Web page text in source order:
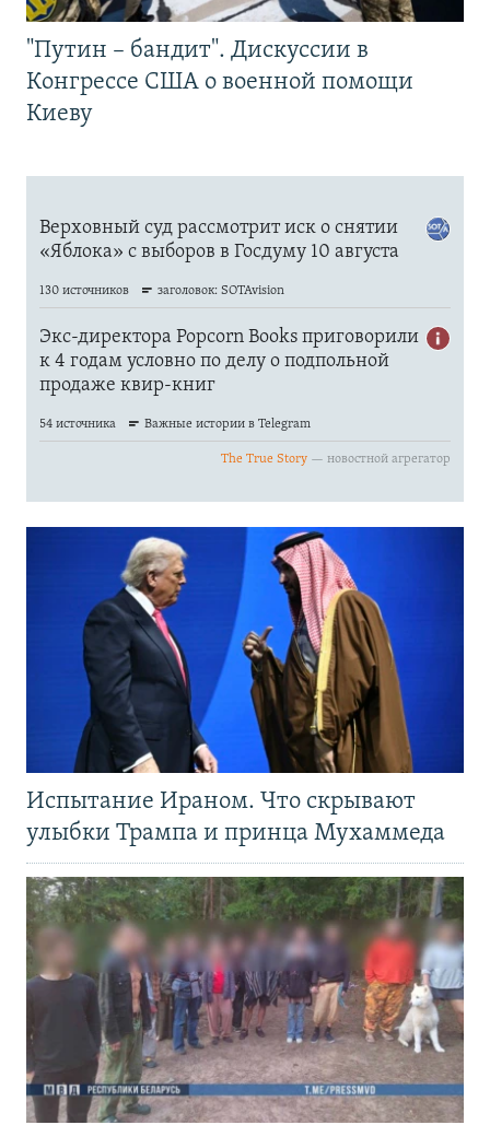
"Путин – бандит". Дискуссии в
Конгрессе США о военной помощи
Киеву
Испытание Ираном. Что скрывают
улыбки Трампа и принца Мухаммеда